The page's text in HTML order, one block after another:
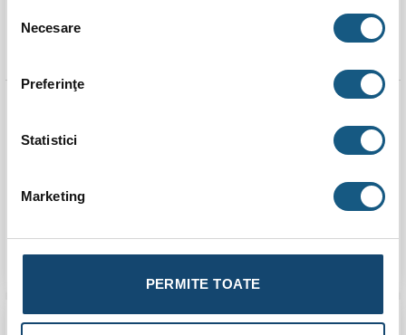
consimțământului
Necesare
Preferinţe
Statistici
Marketing
PERMITE TOATE
pardoseală Purmo
5.00stele
Termostat Purmo
Transport